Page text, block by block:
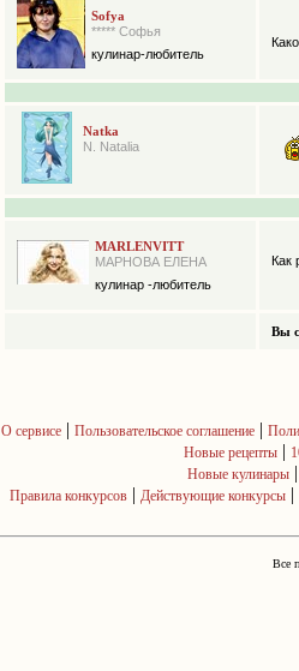
Sofya
***** Софья
кулинар-любитель
Natka
N. Natalia
MARLENVITT
МАРНОВА ЕЛЕНА
кулинар -любитель
Как
Вы
О сервисе| Пользовательское соглашение|
Новые рецепты |
Новые кулинары
Правила конкурсов | Действующие конкурсы |
Все